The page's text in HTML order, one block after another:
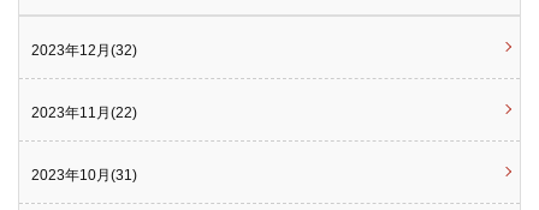
2023年12月(32)
2023年11月(22)
2023年10月(31)